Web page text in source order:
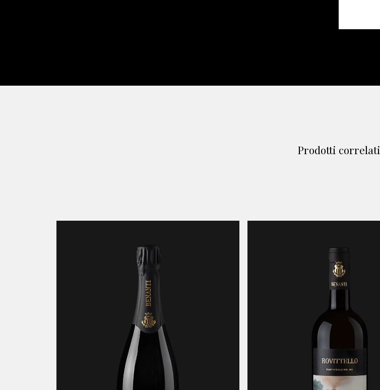
Prodotti correlati